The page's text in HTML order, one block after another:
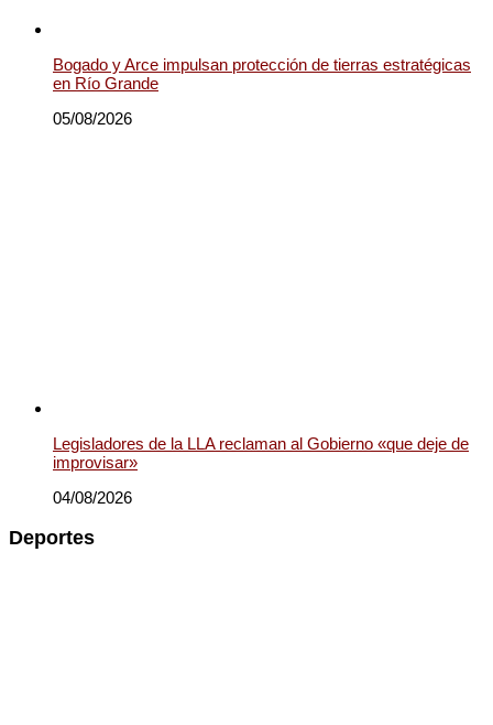
Bogado y Arce impulsan protección de tierras estratégicas
en Río Grande
05/08/2026
Legisladores de la LLA reclaman al Gobierno «que deje de
improvisar»
04/08/2026
Deportes